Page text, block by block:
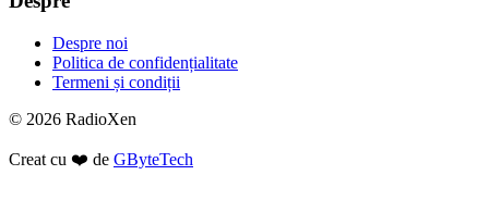
Despre noi
Politica de confidențialitate
Termeni și condiții
© 2026 RadioXen
Creat cu ❤️ de GByteTech